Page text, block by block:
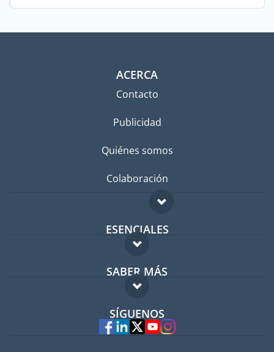
ACERCA
Contacto
Publicidad
Quiénes somos
Colaboración
ESENCIALES
Foro para expatriados
Guía para expatriados
Trabajos en el extranjero
SABER MÁS
FAQ
Expertos
SÍGUENOS